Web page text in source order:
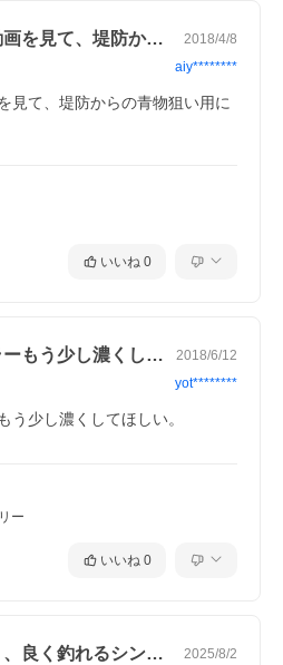
某ユーチューバーの動画を見て、堤防から… 2018/4/8
aiy********
見て、堤防からの青物狙い用に
いいね 0
ホワイトパールのカラーもう少し濃くして… 2018/6/12
yot********
う少し濃くしてほしい。
ー
いいね 0
良く飛び、動きも良く、良く釣れるシンキ… 2025/8/2